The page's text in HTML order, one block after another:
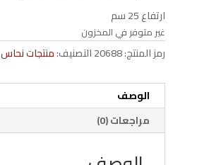
ارتفاع 25 سم
غير متوفر في المخزون
رمز المنتج:20688التصنيف:منتجات نحاس
الوصف
مراجعات (0)